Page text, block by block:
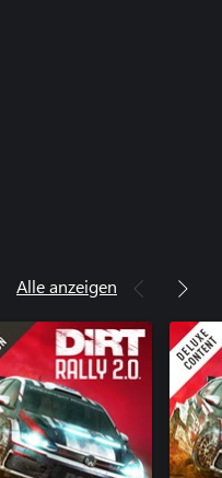
Alle anzeigen